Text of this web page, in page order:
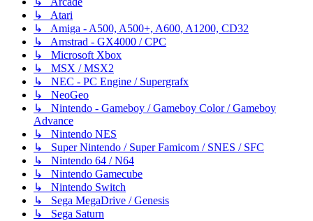
↳ Atari
↳ Amiga - A500, A500+, A600, A1200, CD32
↳ Amstrad - GX4000 / CPC
↳ Microsoft Xbox
↳ MSX / MSX2
↳ NEC - PC Engine / Supergrafx
↳ NeoGeo
↳ Nintendo - Gameboy / Gameboy Color / Gameboy
Advance
↳ Nintendo NES
↳ Super Nintendo / Super Famicom / SNES / SFC
↳ Nintendo 64 / N64
↳ Nintendo Gamecube
↳ Nintendo Switch
↳ Sega MegaDrive / Genesis
↳ Sega Saturn